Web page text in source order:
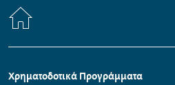
Πλοήγηση
Χρηματοδοτικά Προγράμματα